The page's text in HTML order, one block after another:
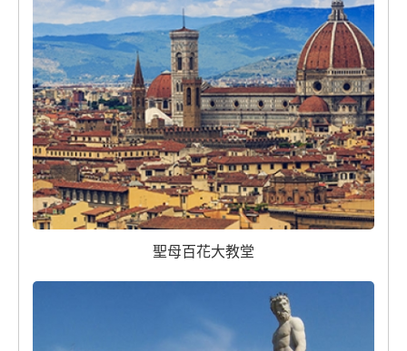
聖母百花大教堂